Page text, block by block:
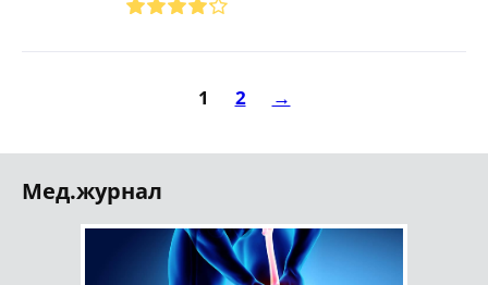
1 2 →
Мед.журнал